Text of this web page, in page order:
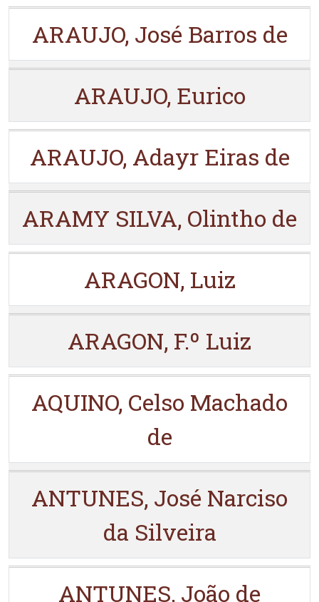
ARAUJO, José Barros de
ARAUJO, Eurico
ARAUJO, Adayr Eiras de
ARAMY SILVA, Olintho de
ARAGON, Luiz
ARAGON, F.º Luiz
AQUINO, Celso Machado
de
ANTUNES, José Narciso
da Silveira
ANTUNES, João de